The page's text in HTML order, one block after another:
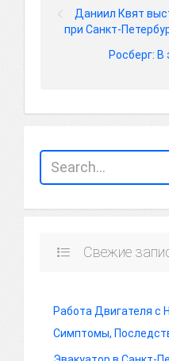
Даниил Квят
при Санкт-
Росберг: В
Свежие
Работа Двигателя с
Симптомы,